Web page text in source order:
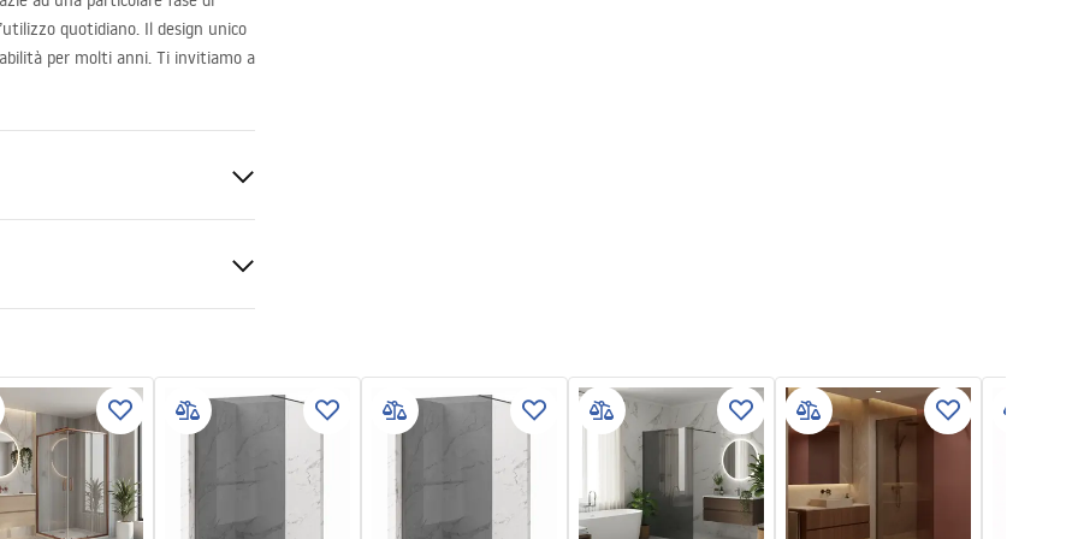
quotidiano. Il design unico
per molti anni. Ti invitiamo a
_5.pdf